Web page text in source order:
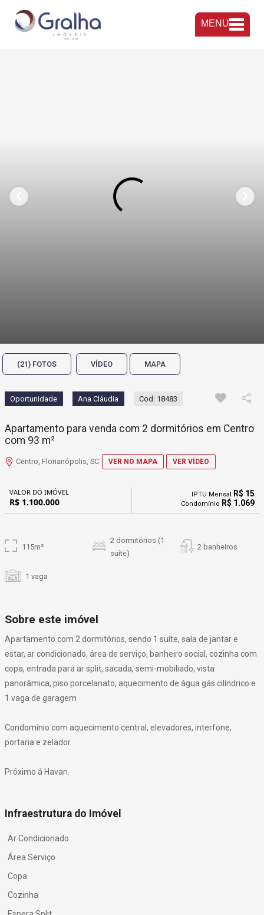
MENU
(21) FOTOS VÍDEO MAPA
Oportunidade Ana Cláudia Cod: 18483
Apartamento para venda com 2 dormitórios em Centro
com 93 m²
Centro, Florianópolis, SC VER NO MAPA VER VÍDEO
VALOR DO IMÓVEL
R$ 1.100.000
IPTU Mensal R$ 15
Condomínio R$ 1.069
115m²
2 dormitórios (1
suíte)
2 banheiros
1 vaga
Sobre este imóvel
Apartamento com 2 dormitórios, sendo 1 suíte, sala de jantar e
estar, ar condicionado, área de serviço, banheiro social, cozinha com
copa, entrada para ar split, sacada, semi-mobiliado, vista
panorâmica, piso porcelanato, aquecimento de água gás cilíndrico e
1 vaga de garagem
Condomínio com aquecimento central, elevadores, interfone,
portaria e zelador.
Próximo á Havan.
Infraestrutura do Imóvel
Ar Condicionado
Área Serviço
Copa
Cozinha